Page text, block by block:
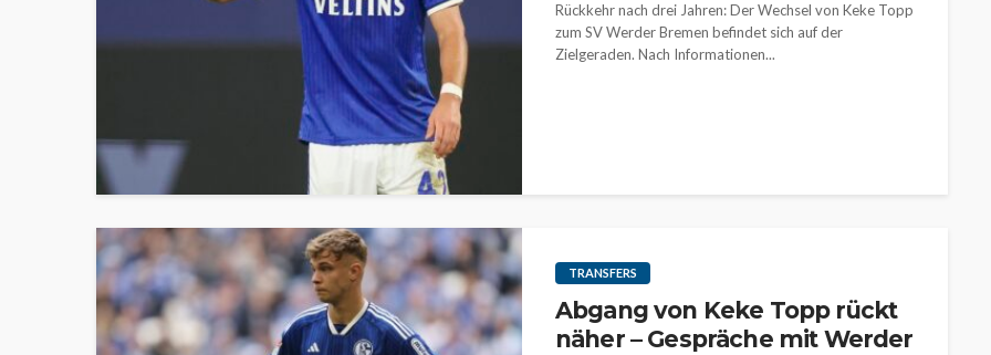
Rückkehr nach drei Jahren: Der Wechsel von Keke Topp
zum SV Werder Bremen befindet sich auf der
Zielgeraden. Nach Informationen...
TRANSFERS
Abgang von Keke Topp rückt
näher – Gespräche mit Werder